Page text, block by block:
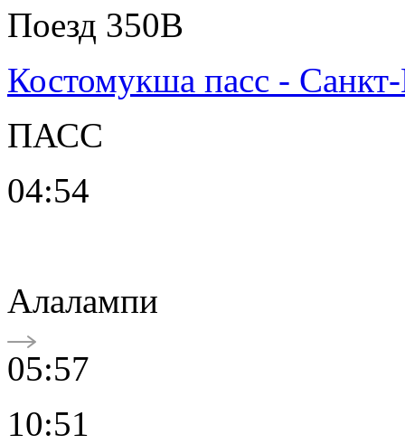
Поезд 350В
Костомукша пасс -
ПАСС
04:54
Алалампи
05:57
10:51